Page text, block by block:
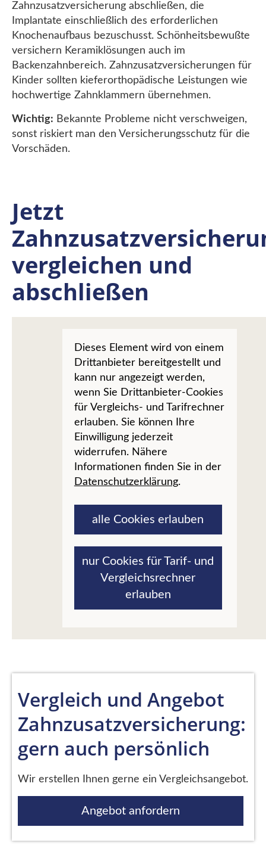
Zahnzusatzversicherung abschließen, die
Implantate einschließlich des erforderlichen
Knochenaufbaus bezuschusst. Schönheitsbewußte
versichern Keramiklösungen auch im
Backenzahnbereich. Zahnzusatzversicherungen für
Kinder sollten kieferorthopädische Leistungen wie
hochwertige Zahnklammern übernehmen.
Wichtig: Bekannte Probleme nicht verschweigen,
sonst riskiert man den Versicherungsschutz für die
Vorschäden.
Jetzt
vergleichen und
abschließen
Dieses Element wird von einem
Drittanbieter bereitgestellt und
kann nur angezeigt werden,
wenn Sie Drittanbieter-Cookies
für Vergleichs- und Tarifrechner
erlauben. Sie können Ihre
Einwilligung jederzeit
widerrufen. Nähere
Informationen finden Sie in der
Datenschutzerklärung.
alle Cookies erlauben
nur Cookies für Tarif- und
Vergleichsrechner
erlauben
Vergleich und Angebot
Zahnzusatzversicherung:
gern auch persönlich
Wir erstellen Ihnen gerne ein Vergleichsangebot.
Angebot anfordern